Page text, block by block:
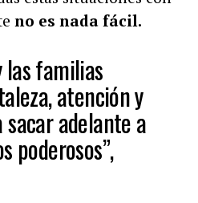
no es nada fácil.
las familias
atención y
adelante a
poderosos”,